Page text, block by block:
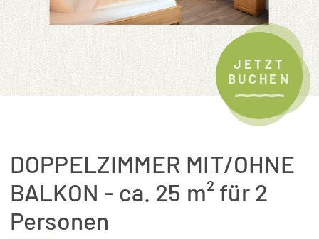
JETZT
BUCHEN
DOPPELZIMMER MIT/OHNE
BALKON - ca. 25 m² für 2
Personen